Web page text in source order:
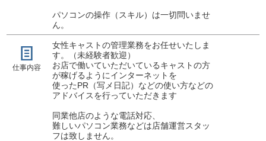
パソコンの操作（スキル）は一切問いませ
ん。
仕事内容
女性キャストの管理業務をお任せいたしま
す。（未経験者歓迎）
お店で働いていただいているキャストの方
が稼げるようにインターネットを
使ったPR（写メ日記）などの使い方などの
アドバイスを行っていただきます
同業他店のような電話対応、
難しいパソコン業務などは店舗運営スタッ
フは致しません。